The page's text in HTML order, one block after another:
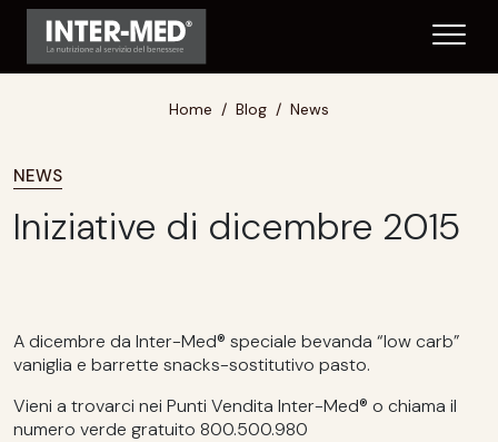
Home Blog News
NEWS
Iniziative di dicembre 2015
A dicembre da Inter-Med® speciale bevanda “low carb”
vaniglia e barrette snacks-sostitutivo pasto.
Vieni a trovarci nei Punti Vendita Inter-Med® o chiama il
numero verde gratuito 800.500.980